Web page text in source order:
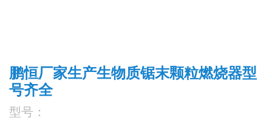
鹏恒厂家生产生物质锯末颗粒燃烧器型
号齐全
型号：